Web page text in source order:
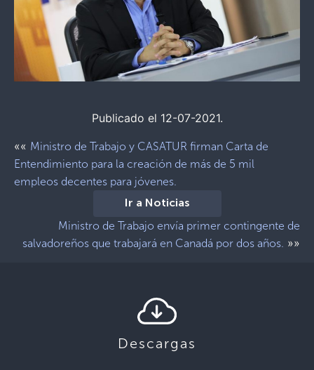
Publicado el 12-07-2021.
«« Ministro de Trabajo y CASATUR firman Carta de
Entendimiento para la creación de más de 5 mil
empleos decentes para jóvenes.
Ir a Noticias
Ministro de Trabajo envía primer contingente de
salvadoreños que trabajará en Canadá por dos años. »»
Descargas